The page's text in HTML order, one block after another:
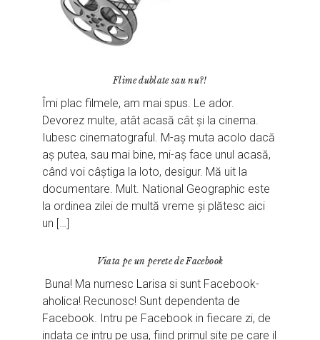
Flime dublate sau nu?!
Îmi plac filmele, am mai spus. Le ador.
Devorez multe, atât acasă cât și la cinema.
Iubesc cinematograful. M-aș muta acolo dacă
aș putea, sau mai bine, mi-aș face unul acasă,
când voi câștiga la loto, desigur. Mă uit la
documentare. Mult. National Geographic este
la ordinea zilei de multă vreme și plătesc aici
un […]
Viata pe un perete de Facebook
Buna! Ma numesc Larisa si sunt Facebook-
aholica! Recunosc! Sunt dependenta de
Facebook. Intru pe Facebook in fiecare zi, de
indata ce intru pe usa, fiind primul site pe care il